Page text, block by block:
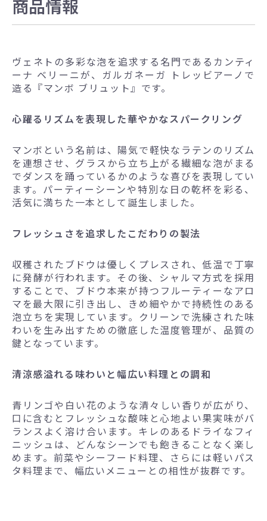
商品情報
ヴェネトの多彩な泡を追求する名門であるカンティ
ーナ ベリーニが、ガルガネーガ トレッビアーノで
造る『マンボ ブリュット』です。
心躍るリズムを表現した華やかなスパークリング
マンボという名前は、陽気で軽快なラテンのリズム
を連想させ、グラスから立ち上がる繊細な泡がまる
でダンスを踊っているかのような喜びを表現してい
ます。パーティーシーンや特別な日の乾杯を彩る、
活気に満ちた一本として誕生しました。
フレッシュさを追求したこだわりの製法
収穫されたブドウは優しくプレスされ、低温で丁寧
に発酵が行われます。その後、シャルマ方式を採用
することで、ブドウ本来が持つフルーティーなアロ
マを最大限に引き出し、きめ細やかで持続性のある
泡立ちを実現しています。クリーンで洗練された味
わいを生み出すための徹底した温度管理が、品質の
鍵となっています。
清涼感溢れる味わいと幅広い料理との調和
青リンゴや白い花のような清々しい香りが広がり、
口に含むとフレッシュな酸味と心地よい果実味がバ
ランスよく溶け合います。キレのあるドライなフィ
ニッシュは、どんなシーンでも飽きることなく楽し
めます。前菜やシーフード料理、さらには軽いパス
タ料理まで、幅広いメニューとの相性が抜群です。